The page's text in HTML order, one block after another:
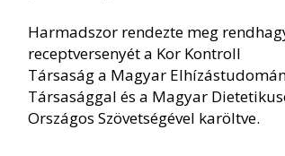
Harmadszor rendezte meg
receptversenyét a Kor Kontroll
Társaság a Magyar
Társasággal és a Magyar
Országos Szövetségével karöltve.